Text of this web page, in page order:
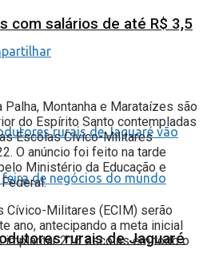
com salários de até R$ 3,5
rurais de Jaguaré
Palha, Montanha e Marataízes são
do Espírito Santo contempladas
Escolas Cívico-Militares
O anúncio foi feito na tarde
Ministério da Educação e
Cívico-Militares (ECIM) serão
ano, antecipando a meta inicial
216 escolas em todo o